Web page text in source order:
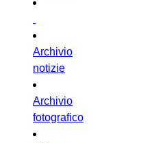
Archivio
notizie
Archivio
fotografico